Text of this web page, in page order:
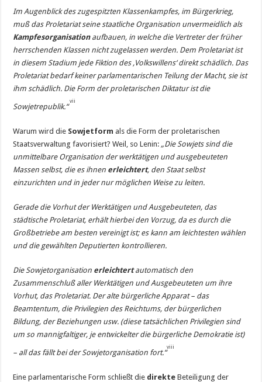
Im Augenblick des zugespitzten Klassenkampfes, im Bürgerkrieg,
muß das Proletariat seine staatliche Organisation unvermeidlich als
Kampfesorganisationaufbauen, in welche die Vertreter der früher
herrschenden Klassen nicht zugelassen werden. Dem Proletariat ist
in diesem Stadium jede Fiktion des ‚Volkswillens‘ direkt schädlich. Das
Proletariat bedarf keiner parlamentarischen Teilung der Macht, sie ist
ihm schädlich. Die Form der proletarischen Diktatur ist die
Sowjetrepublik.“
vii
Warum wird die Sowjetform als die Form der proletarischen
Staatsverwaltung favorisiert? Weil, so Lenin: „Die Sowjets sind die
unmittelbare Organisation der werktätigen und ausgebeuteten
Massen selbst, die es ihnen erleichtert, den Staat selbst
einzurichten und in jeder nur möglichen Weise zu leiten.
Gerade die Vorhut der Werktätigen und Ausgebeuteten, das
städtische Proletariat, erhält hierbei den Vorzug, da es durch die
Großbetriebe am besten vereinigt ist; es kann am leichtesten wählen
und die gewählten Deputierten kontrollieren.
Die Sowjetorganisation erleichtertautomatisch den
Zusammenschluß aller Werktätigen und Ausgebeuteten um ihre
Vorhut, das Proletariat. Der alte bürgerliche Apparat – das
Beamtentum, die Privilegien des Reichtums, der bürgerlichen
Bildung, der Beziehungen usw. (diese tatsächlichen Privilegien sind
um so mannigfaltiger, je entwickelter die bürgerliche Demokratie ist)
– all das fällt bei der Sowjetorganisation fort.“
viii
Eine parlamentarische Form schließt die direkte Beteiligung der